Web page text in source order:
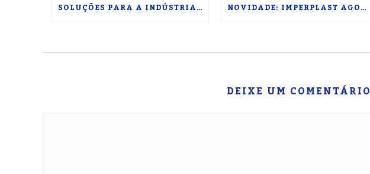
SOLUÇÕES PARA A INDÚSTRIA TERMOINDUSTRIAL: USINABILIDADE E POLÍMEROS DE ALTA PERFORMANCE PARA ALTAS TEMPERATURAS NOVIDADE: IMPERPLAST AGORA ENTREGA USINAGEM TÉCNICA DE METAIS COM PRECISÃO ISO
DEIXE UM COMENTÁRIO